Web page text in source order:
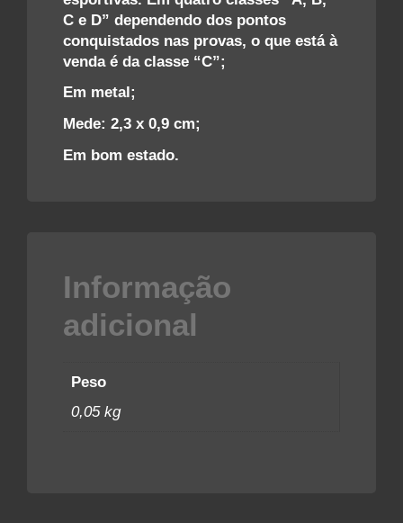
C e D” dependendo dos pontos
conquistados nas provas, o que está à
venda é da classe “C”;
Em metal;
Mede: 2,3 x 0,9 cm;
Em bom estado.
Informação
adicional
Peso
0,05 kg